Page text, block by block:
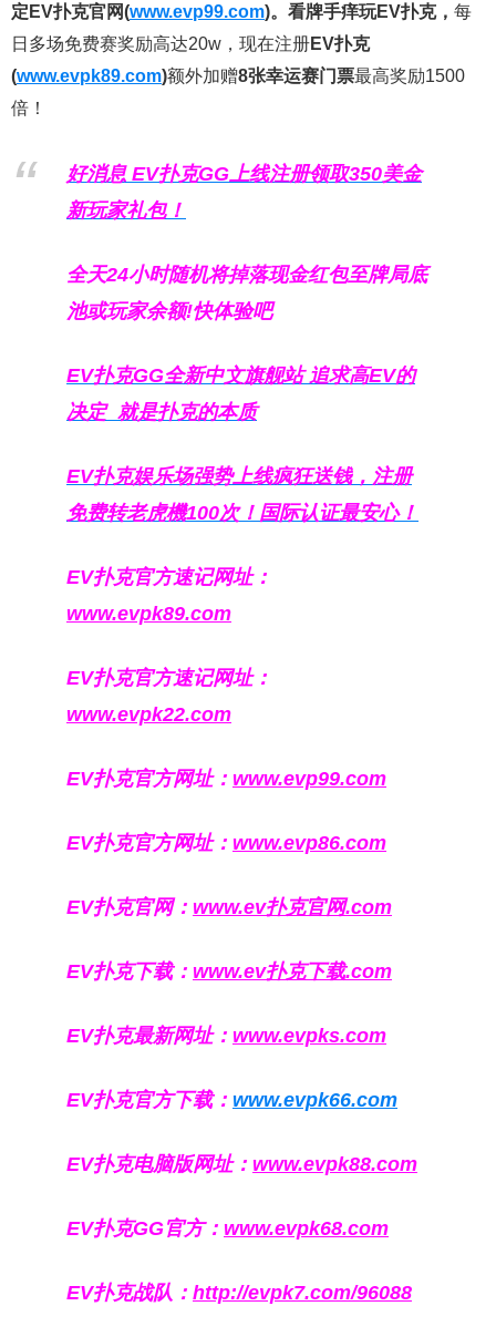
定EV扑克官网(www.evp99.com)。 看牌手痒玩EV扑克， 每
日多场免费赛奖励高达20w，现在注册EV扑克
(www.evpk89.com)额外加赠8张幸运赛门票最高奖励1500
倍！
好消息 EV扑克GG上线注册领取350美金
新玩家礼包！
全天24小时随机将掉落现金红包至牌局底
池或玩家余额!快体验吧
EV扑克GG全新中文旗舰站追求高EV的
决定 就是扑克的本质
EV扑克娱乐场强势上线疯狂送钱，注册
免费转老虎機100次！国际认证最安心！
EV扑克官方速记网址：
www.evpk89.com
EV扑克官方速记网址：
www.evpk22.com
EV扑克官方网址： www.evp99.com
EV扑克官方网址： www.evp86.com
EV扑克官网： www.ev扑克官网.com
EV扑克下载： www.ev扑克下载.com
EV扑克最新网址： www.evpks.com
EV扑克官方下载： www.evpk66.com
EV扑克电脑版网址： www.evpk88.com
EV扑克GG官方： www.evpk68.com
EV扑克战队： http://evpk7.com/96088